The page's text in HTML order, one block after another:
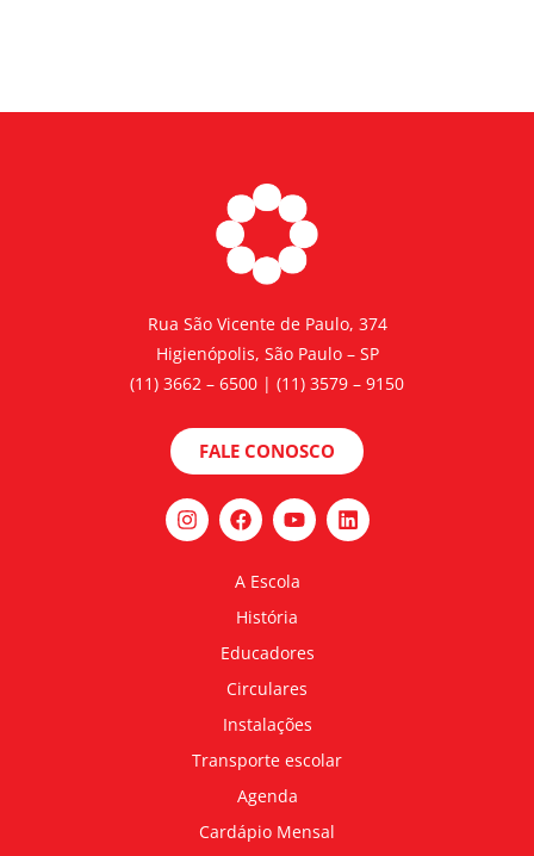
Rua São Vicente de Paulo, 374
Higienópolis, São Paulo – SP
(11) 3662 – 6500 | (11) 3579 – 9150
FALE CONOSCO
A Escola
História
Educadores
Circulares
Instalações
Transporte escolar
Agenda
Cardápio Mensal